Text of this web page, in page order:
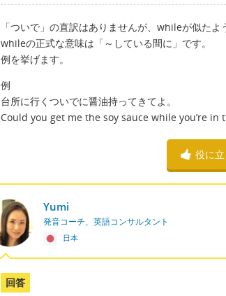
「ついで」の直訳はありませんが、whileが似たよ
whileの正式な意味は「～している間に」です。
例を挙げます。
例
台所に行くついでに醤油持ってきてよ。
Could you get me the soy sauce while you’re in
役に
Yumi
発音コーチ、英語コンサルタント
日本
回答